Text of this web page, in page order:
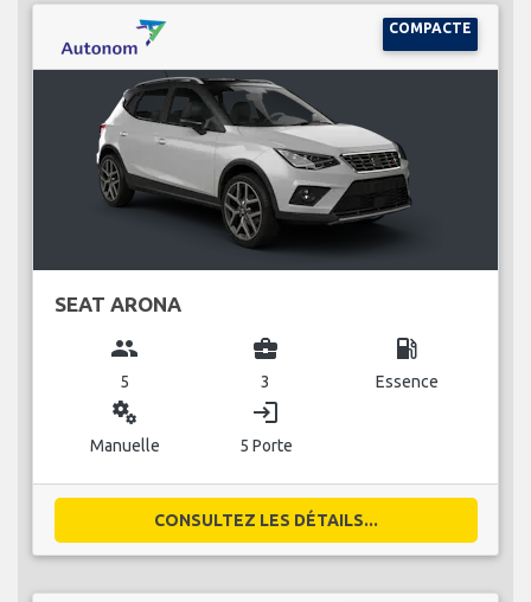
COMPACTE
SEAT ARONA
group
5
business_center
3
local_gas_station
Essence
miscellaneous_services
Manuelle
login
5 Porte
CONSULTEZ LES DÉTAILS...